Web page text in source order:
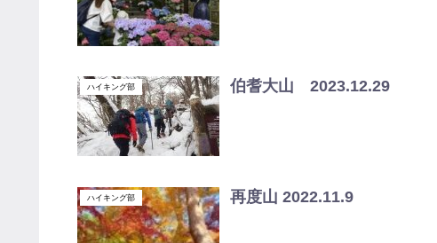
ハイキング部 伯耆大山 2023.12.29
ハイキング部 再度山 2022.11.9